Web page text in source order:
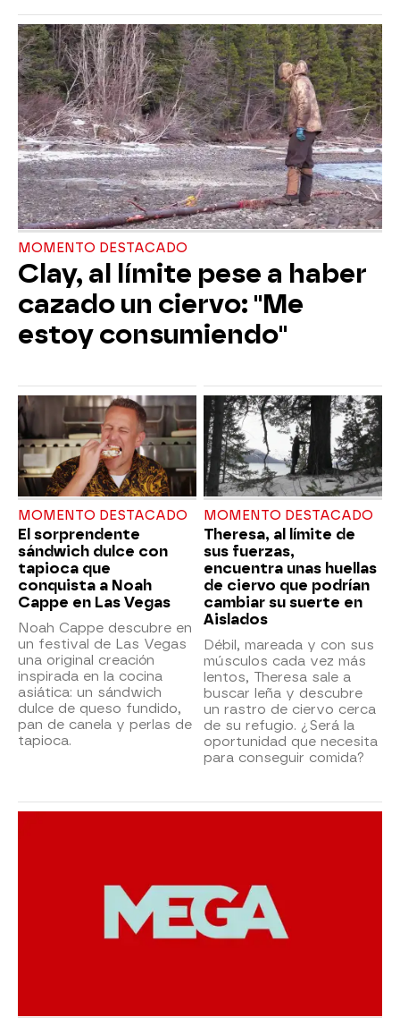
MOMENTO DESTACADO
Clay, al límite pese a haber
cazado un ciervo: "Me
estoy consumiendo"
MOMENTO DESTACADO
El sorprendente
sándwich dulce con
tapioca que
conquista a Noah
Cappe en Las Vegas
Noah Cappe descubre en
un festival de Las Vegas
una original creación
inspirada en la cocina
asiática: un sándwich
dulce de queso fundido,
pan de canela y perlas de
tapioca.
MOMENTO DESTACADO
Theresa, al límite de
sus fuerzas,
encuentra unas huellas
de ciervo que podrían
cambiar su suerte en
Aislados
Débil, mareada y con sus
músculos cada vez más
lentos, Theresa sale a
buscar leña y descubre
un rastro de ciervo cerca
de su refugio. ¿Será la
oportunidad que necesita
para conseguir comida?